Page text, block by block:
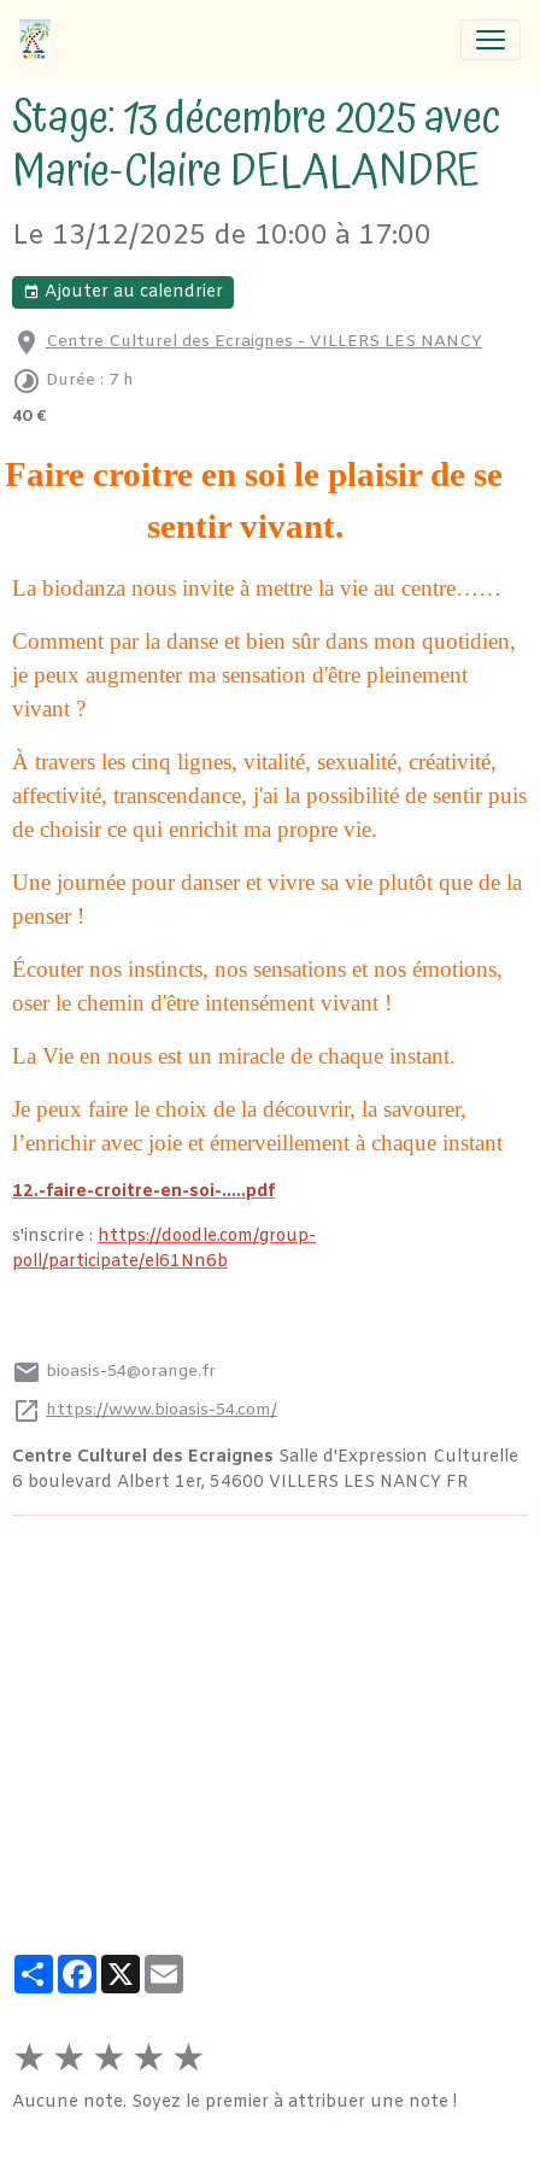
Stage: 13 décembre 2025 avec
Marie-Claire DELALANDRE
Le 13/12/2025 de 10:00 à 17:00
Ajouter au calendrier
Centre Culturel des Ecraignes - VILLERS LES NANCY
Durée : 7 h
40 €
Faire croitre en soi le plaisir de se
sentir vivant.
La biodanza nous invite à mettre la vie au centre……
Comment par la danse et bien sûr dans mon quotidien,
je peux augmenter ma sensation d'être pleinement
vivant ?
À travers les cinq lignes, vitalité, sexualité, créativité,
affectivité, transcendance, j'ai la possibilité de sentir puis
de choisir ce qui enrichit ma propre vie.
Une journée pour danser et vivre sa vie plutôt que de la
penser !
Écouter nos instincts, nos sensations et nos émotions,
oser le chemin d'être intensément vivant !
La Vie en nous est un miracle de chaque instant.
Je peux faire le choix de la découvrir, la savourer,
l’enrichir avec joie et émerveillement à chaque instant
12.-faire-croitre-en-soi-.....pdf
s'inscrire : https://doodle.com/group-
poll/participate/el61Nn6b
bioasis-54@orange.fr
https://www.bioasis-54.com/
Centre Culturel des Ecraignes Salle d'Expression Culturelle
6 boulevard Albert 1er, 54600 VILLERS LES NANCY FR
PartagerFacebook
X
★ ★ ★ ★ ★
Aucune note. Soyez le premier à attribuer une note !